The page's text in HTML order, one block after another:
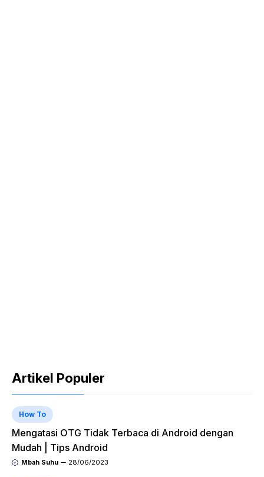
Artikel Populer
How To
Mengatasi OTG Tidak Terbaca di Android dengan
Mudah | Tips Android
Mbah Suhu 28/06/2023